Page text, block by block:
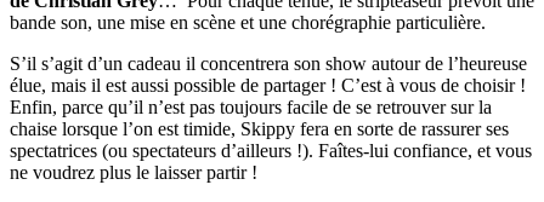
bande son, une mise en scène et une chorégraphie particulière.
S’il s’agit d’un cadeau il concentrera son show autour de l’heureuse
élue, mais il est aussi possible de partager ! C’est à vous de choisir !
Enfin, parce qu’il n’est pas toujours facile de se retrouver sur la
chaise lorsque l’on est timide, Skippy fera en sorte de rassurer ses
spectatrices (ou spectateurs d’ailleurs !). Faîtes-lui confiance, et vous
ne voudrez plus le laisser partir !